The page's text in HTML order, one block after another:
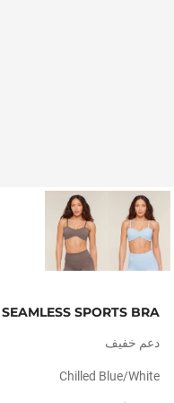
SPORTS BRA
دعم خفيف
Chilled Blue/white